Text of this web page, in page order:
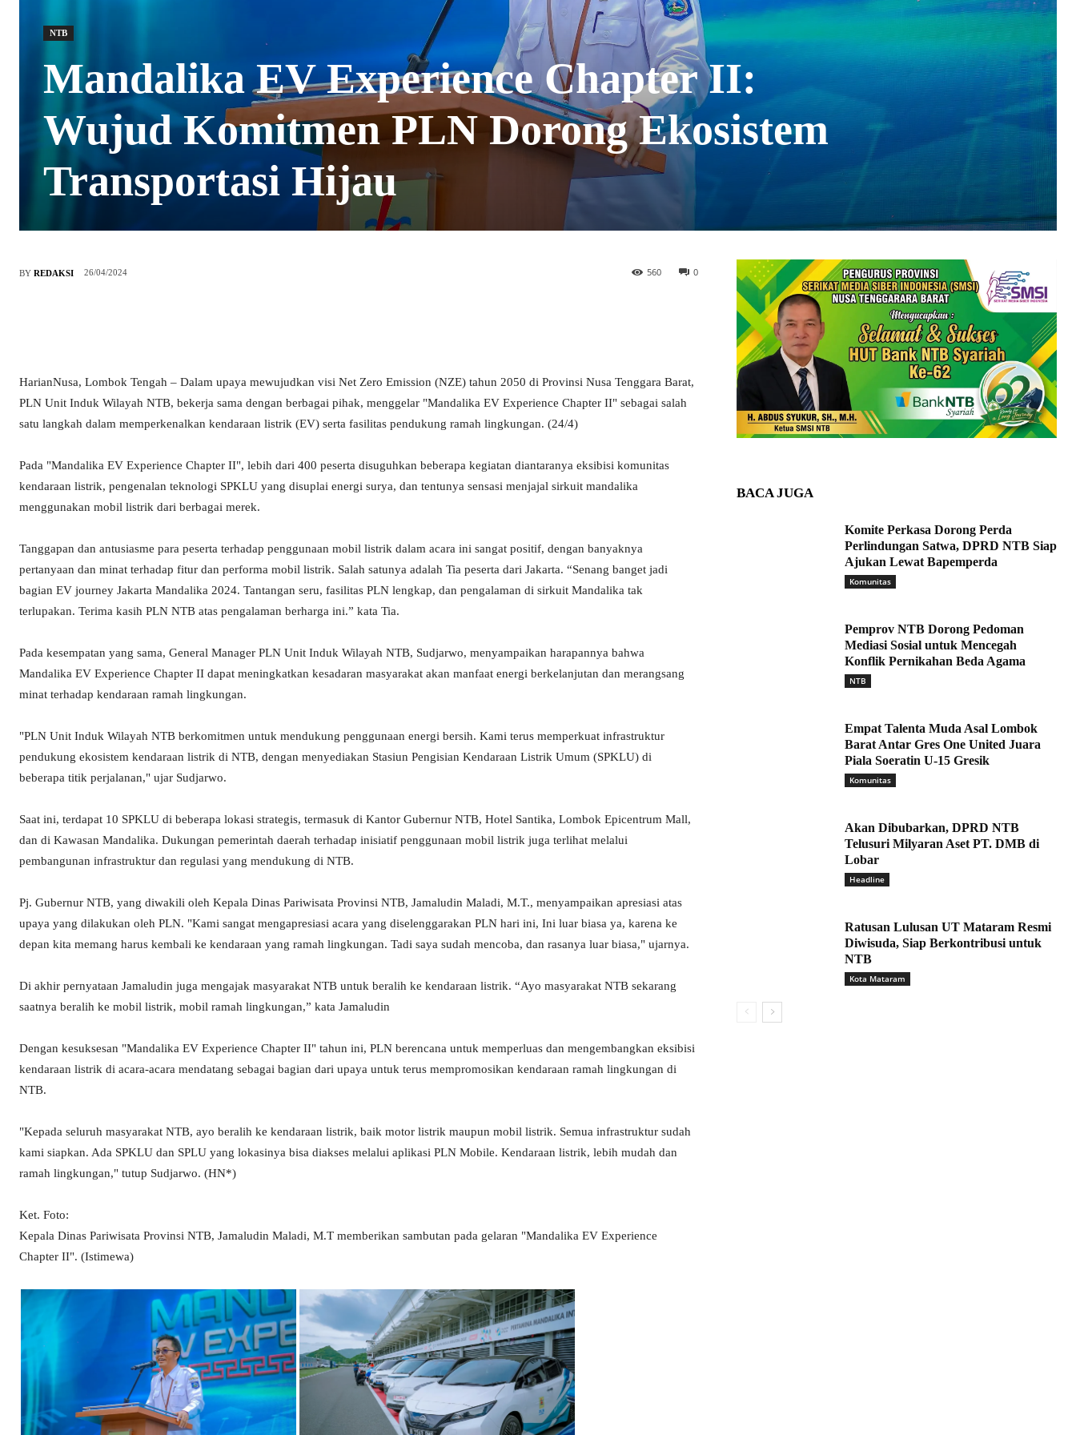
NTB
Mandalika EV Experience Chapter II:
Wujud Komitmen PLN Dorong Ekosistem
Transportasi Hijau
BY REDAKSI 26/04/2024 0
560
HarianNusa, Lombok Tengah – Dalam upaya mewujudkan visi Net Zero Emission (NZE) tahun 2050 di Provinsi Nusa Tenggara Barat,
PLN Unit Induk Wilayah NTB, bekerja sama dengan berbagai pihak, menggelar "Mandalika EV Experience Chapter II" sebagai salah
satu langkah dalam memperkenalkan kendaraan listrik (EV) serta fasilitas pendukung ramah lingkungan. (24/4)
Pada "Mandalika EV Experience Chapter II", lebih dari 400 peserta disuguhkan beberapa kegiatan diantaranya eksibisi komunitas
kendaraan listrik, pengenalan teknologi SPKLU yang disuplai energi surya, dan tentunya sensasi menjajal sirkuit mandalika
menggunakan mobil listrik dari berbagai merek.
Tanggapan dan antusiasme para peserta terhadap penggunaan mobil listrik dalam acara ini sangat positif, dengan banyaknya
pertanyaan dan minat terhadap fitur dan performa mobil listrik. Salah satunya adalah Tia peserta dari Jakarta. “Senang banget jadi
bagian EV journey Jakarta Mandalika 2024. Tantangan seru, fasilitas PLN lengkap, dan pengalaman di sirkuit Mandalika tak
terlupakan. Terima kasih PLN NTB atas pengalaman berharga ini.” kata Tia.
Pada kesempatan yang sama, General Manager PLN Unit Induk Wilayah NTB, Sudjarwo, menyampaikan harapannya bahwa
Mandalika EV Experience Chapter II dapat meningkatkan kesadaran masyarakat akan manfaat energi berkelanjutan dan merangsang
minat terhadap kendaraan ramah lingkungan.
"PLN Unit Induk Wilayah NTB berkomitmen untuk mendukung penggunaan energi bersih. Kami terus memperkuat infrastruktur
pendukung ekosistem kendaraan listrik di NTB, dengan menyediakan Stasiun Pengisian Kendaraan Listrik Umum (SPKLU) di
beberapa titik perjalanan," ujar Sudjarwo.
Saat ini, terdapat 10 SPKLU di beberapa lokasi strategis, termasuk di Kantor Gubernur NTB, Hotel Santika, Lombok Epicentrum Mall,
dan di Kawasan Mandalika. Dukungan pemerintah daerah terhadap inisiatif penggunaan mobil listrik juga terlihat melalui
pembangunan infrastruktur dan regulasi yang mendukung di NTB.
Pj. Gubernur NTB, yang diwakili oleh Kepala Dinas Pariwisata Provinsi NTB, Jamaludin Maladi, M.T., menyampaikan apresiasi atas
upaya yang dilakukan oleh PLN. "Kami sangat mengapresiasi acara yang diselenggarakan PLN hari ini, Ini luar biasa ya, karena ke
depan kita memang harus kembali ke kendaraan yang ramah lingkungan. Tadi saya sudah mencoba, dan rasanya luar biasa," ujarnya.
Di akhir pernyataan Jamaludin juga mengajak masyarakat NTB untuk beralih ke kendaraan listrik. “Ayo masyarakat NTB sekarang
saatnya beralih ke mobil listrik, mobil ramah lingkungan,” kata Jamaludin
Dengan kesuksesan "Mandalika EV Experience Chapter II" tahun ini, PLN berencana untuk memperluas dan mengembangkan eksibisi
kendaraan listrik di acara-acara mendatang sebagai bagian dari upaya untuk terus mempromosikan kendaraan ramah lingkungan di
NTB.
"Kepada seluruh masyarakat NTB, ayo beralih ke kendaraan listrik, baik motor listrik maupun mobil listrik. Semua infrastruktur sudah
kami siapkan. Ada SPKLU dan SPLU yang lokasinya bisa diakses melalui aplikasi PLN Mobile. Kendaraan listrik, lebih mudah dan
ramah lingkungan," tutup Sudjarwo. (HN*)
Ket. Foto:
Kepala Dinas Pariwisata Provinsi NTB, Jamaludin Maladi, M.T memberikan sambutan pada gelaran "Mandalika EV Experience
Chapter II". (Istimewa)
BACA JUGA
Komite Perkasa Dorong Perda
Perlindungan Satwa, DPRD NTB Siap
Ajukan Lewat Bapemperda
Komunitas
Pemprov NTB Dorong Pedoman
Mediasi Sosial untuk Mencegah
Konflik Pernikahan Beda Agama
NTB
Empat Talenta Muda Asal Lombok
Barat Antar Gres One United Juara
Piala Soeratin U-15 Gresik
Komunitas
Akan Dibubarkan, DPRD NTB
Telusuri Milyaran Aset PT. DMB di
Lobar
Headline
Ratusan Lulusan UT Mataram Resmi
Diwisuda, Siap Berkontribusi untuk
NTB
Kota Mataram